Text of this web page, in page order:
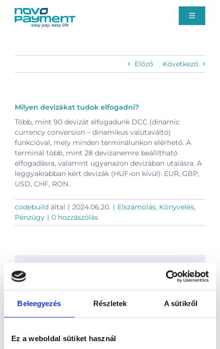
Beleegyezés Részletek A sütikről
Ez a weboldal sütiket használ
Toggle
Rólunk
Ügyfélszolgálat
Blog
Ajánlatkérés
Előző Következő
Milyen devizákat tudok elfogadni?
Több, mint 90 devizát elfogadunk DCC (dinamic
currency conversion – dinamikus valutaváltó)
funkcióval, mely minden terminálunkon elérhető. A
terminál több, mint 28 devizanemre beállítható
elfogadásra, valamint ugyanazon devizában utalásra. A
leggyakrabban kért devizák (HUF-on kívül): EUR, GBP,
USD, CHF, RON.
codebuild által | 2024.06.20. | Elszámolás, Könyvelés,
Pénzügy | 0 hozzászólás
Share This Story, Choose Your
Platform!
Facebook
X LinkedInWhatsAppTelegram Pinterest
Vk
Xing
Email: